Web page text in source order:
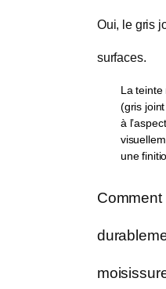
Oui, le gris
surfaces.
La
(gris
à
une